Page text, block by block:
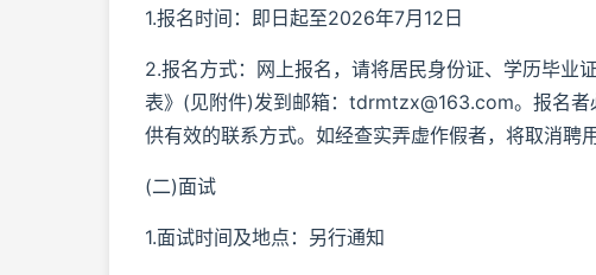
1.报名时间：即日起至2026年7月12日
2.报名方式：网上报名，请将居民身份证、学历毕业
表》(见附件)发到邮箱：tdrmtzx@163.com。报名
供有效的联系方式。如经查实弄虚作假者，将取消聘用
(二)面试
1.面试时间及地点：另行通知